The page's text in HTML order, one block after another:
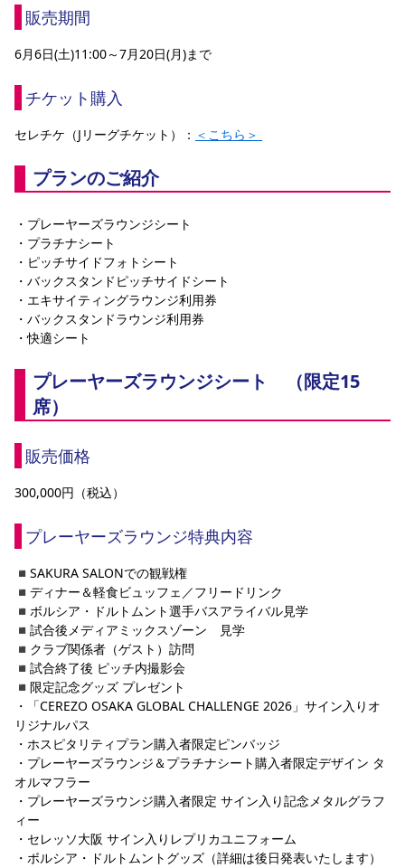
販売期間
6月6日(土)11:00～7月20日(月)まで
チケット購入
セレチケ（Jリーグチケット）： ＜こちら＞
プランのご紹介
・プレーヤーズラウンジシート
・プラチナシート
・ピッチサイドフォトシート
・バックスタンドピッチサイドシート
・エキサイティングラウンジ利用券
・バックスタンドラウンジ利用券
・快適シート
プレーヤーズラウンジシート　（限定15
席）
販売価格
300,000円（税込）
プレーヤーズラウンジ特典内容
◾️SAKURA SALONでの観戦権
◾️ディナー＆軽食ビュッフェ／フリードリンク
◾️ボルシア・ドルトムント選手バスアライバル見学
◾️試合後メディアミックスゾーン　見学
◾️クラブ関係者（ゲスト）訪問
◾️試合終了後 ピッチ内撮影会
◾️限定記念グッズ プレゼント
・「CEREZO OSAKA GLOBAL CHALLENGE 2026」サイン入りオ
リジナルパス
・ホスピタリティプラン購入者限定ピンバッジ
・プレーヤーズラウンジ＆プラチナシート購入者限定デザイン タ
オルマフラー
・プレーヤーズラウンジ購入者限定 サイン入り記念メタルグラフ
ィー
・セレッソ大阪 サイン入りレプリカユニフォーム
・ボルシア・ドルトムントグッズ（詳細は後日発表いたします）